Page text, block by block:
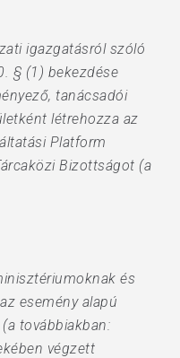
igazgatásról szóló
§ (1) bekezdése
tanácsadói
létrehozza az
Platform
Bizottságot (a
és
esemény alapú
továbbiakban:
végzett